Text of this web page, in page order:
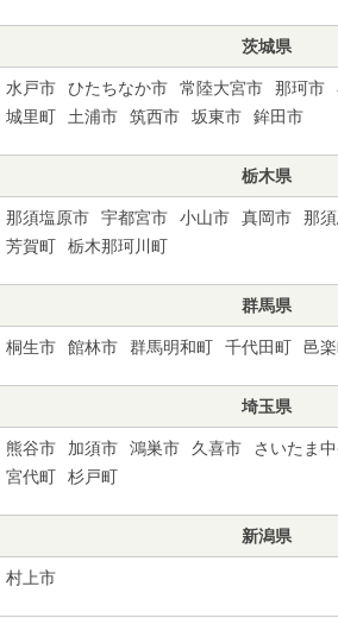
茨城県
水戸市 ひたちなか市 常陸大宮市 那珂市
城里町
土浦市 筑西市 坂東市 鉾田市
栃木県
那須塩原市 宇都宮市 小山市 真岡市 那
芳賀町
栃木那珂川町
群馬県
桐生市 館林市 群馬明和町 千代田町 邑
埼玉県
熊谷市 加須市 鴻巣市 久喜市 さいたま
宮代町
杉戸町
新潟県
村上市